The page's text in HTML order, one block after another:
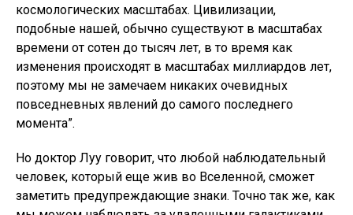
космологических масштабах. Цивилизации,
подобные нашей, обычно существуют в масштабах
времени от сотен до тысяч лет, в то время как
изменения происходят в масштабах миллиардов лет,
поэтому мы не замечаем никаких очевидных
повседневных явлений до самого последнего
момента”.
Но доктор Луу говорит, что любой наблюдательный
человек, который еще жив во Вселенной, сможет
заметить предупреждающие знаки. Точно так же, как